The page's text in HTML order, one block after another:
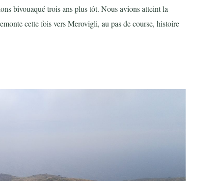
bivouaqué trois ans plus tôt. Nous avions atteint la
cette fois vers Merovigli, au pas de course, histoire